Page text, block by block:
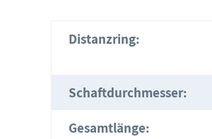
Distanzring:
Schaftdurchmesser:
Gesamtlänge: